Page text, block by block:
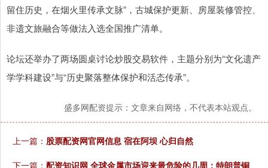
留住历史，在烟火里传承文脉”，古城保护更新、房屋装修管控、
非遗文旅融合等做法入选全国推广清单。
论坛还举办了两场圆桌讨论炒股交易软件，主题分别为“文化遗产
学学科建设”与“历史聚落整体保护和活态传承”。
盛多网配资提示：文章来自网络，不代表本站观点。
上一篇： 股票配资网官网信息 宿在阿坝 心归自然
下一篇： 配资知识网 全球金属市场迎来最危险的几周：特朗普铜